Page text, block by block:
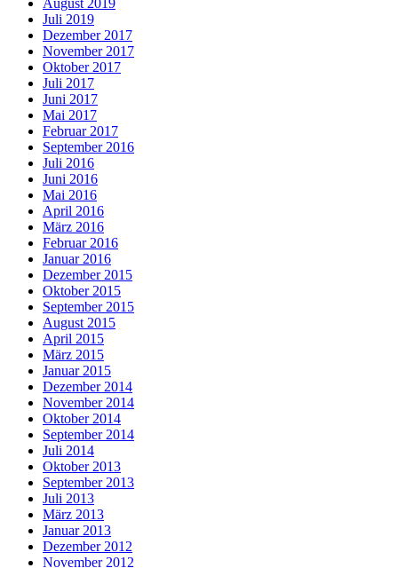
August 2019
Juli 2019
Dezember 2017
November 2017
Oktober 2017
Juli 2017
Juni 2017
Mai 2017
Februar 2017
September 2016
Juli 2016
Juni 2016
Mai 2016
April 2016
März 2016
Februar 2016
Januar 2016
Dezember 2015
Oktober 2015
September 2015
August 2015
April 2015
März 2015
Januar 2015
Dezember 2014
November 2014
Oktober 2014
September 2014
Juli 2014
Oktober 2013
September 2013
Juli 2013
März 2013
Januar 2013
Dezember 2012
November 2012